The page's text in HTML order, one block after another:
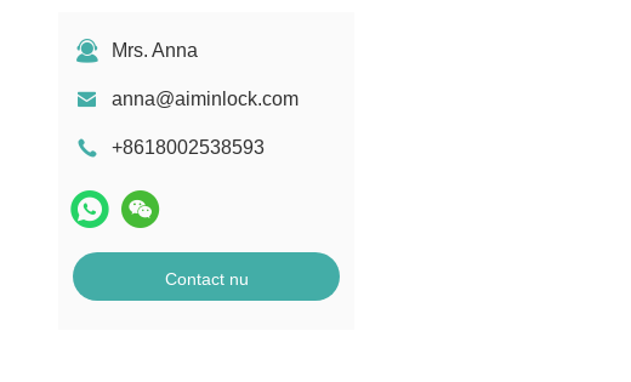
Mrs. Anna
anna@aiminlock.com
+8618002538593
Contact nu